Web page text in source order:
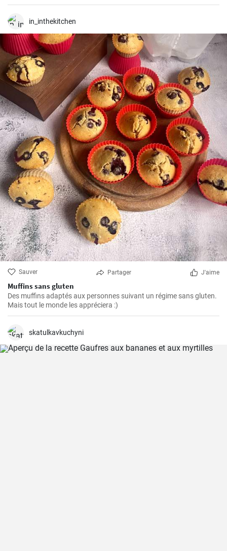
avoir à se soucier des restes.
in_inthekitchen
Sauver Partager J'aime
Muffins sans gluten
Des muffins adaptés aux personnes suivant un régime sans gluten.
Mais tout le monde les appréciera :)
skatulkavkuchyni